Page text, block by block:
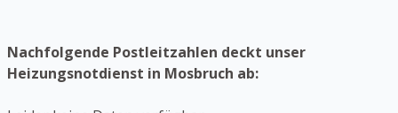
Nachfolgende Postleitzahlen deckt unser
Heizungsnotdienst in Mosbruch ab: